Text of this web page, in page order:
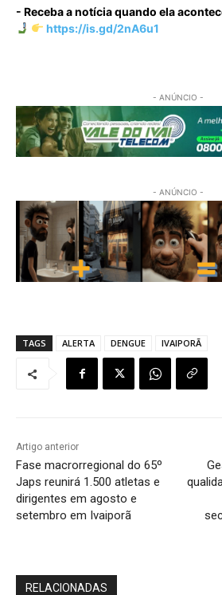
- Receba a notícia quando ela
https://is.gd/2nA6u1
- ANÚNCIO -
- ANÚNCIO -
TAGS ALERTA DENGUE IVAIPORÃ
Artigo anterior
Fase macrorregional do 65º
Japs reunirá 1.500 atletas e
dirigentes em agosto e
setembro em Ivaiporã
RELACIONADAS